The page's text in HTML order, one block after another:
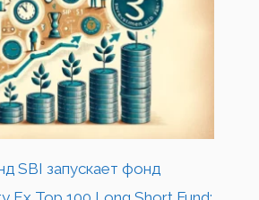
SBI запускает фонд